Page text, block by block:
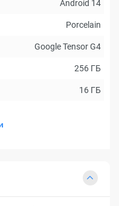
Android 14
Porcelain
Google Tensor G4
256 ГБ
16 ГБ